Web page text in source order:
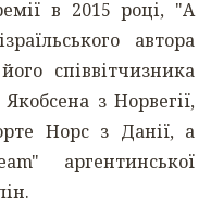
в 2015 році, "A
автора
співвітчизника
з Норвегії,
Норс з Данії, а
аргентинської